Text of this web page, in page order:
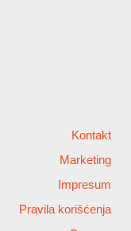
Kontakt
Marketing
Impresum
Pravila korišćenja